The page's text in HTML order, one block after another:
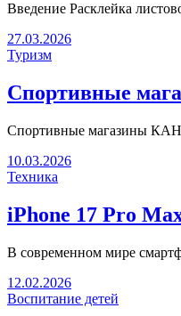
Введение Расклейка
27.03.2026
Туризм
Спортивные
Спортивные магазины
10.03.2026
Техника
iPhone 17 Pro
В современном мире
12.02.2026
Воспитание детей